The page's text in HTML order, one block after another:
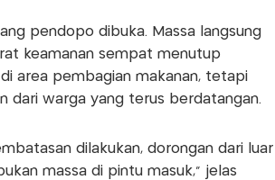
pendopo dibuka. Massa langsung
keamanan sempat menutup
area pembagian makanan, tetapi
dari warga yang terus berdatangan.
dilakukan, dorongan dari luar
massa di pintu masuk,” jelas